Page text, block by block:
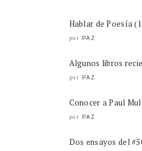
Hablar de Poesía
por PAZ
Algunos libros
por PAZ
Conocer a Paul
por PAZ
Dos ensayos del